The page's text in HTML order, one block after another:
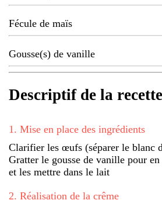
Fécule de maïs
Gousse(s) de vanille
Descriptif de la recette
1 . Mise en place des ingrédients
Clarifier les œufs (séparer le blanc
Gratter le gousse de vanille pour
et les mettre dans le lait
2. Réalisation de la crême